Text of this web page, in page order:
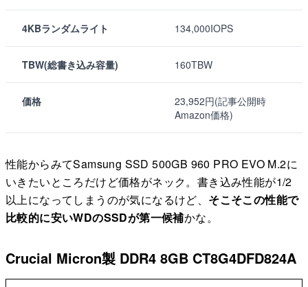
4KBランダムライト 134,000IOPS
TBW(総書き込み容量) 160TBW
価格
23,952円(記事公開時
Amazon価格)
性能からみてSamsung SSD 500GB 960 PRO EVO M.2に
いきたいところだけど価格がネック。書き込み性能が1/2
以上になってしまうのが気になるけど、 そこそこの性能で
比較的に安いWDのSSDが第一候補かな。
Crucial Micron製 DDR4 8GB CT8G4DFD824A